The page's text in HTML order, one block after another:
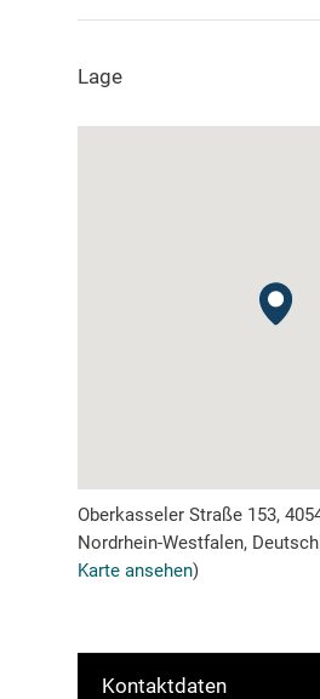
Lage
Oberkasseler Straße 153,
Nordrhein-Westfalen,
Karte ansehen)
Kontaktdaten